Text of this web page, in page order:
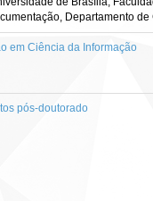
Departamento
em Ciência da Informação
pós-doutorado